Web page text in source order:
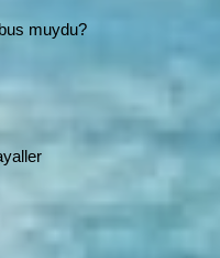
muydu?